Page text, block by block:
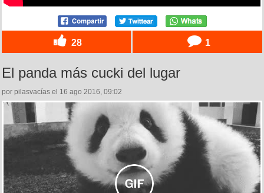
28 1
El panda más cucki del lugar
por pilasvacías el 16 ago 2016, 09:02